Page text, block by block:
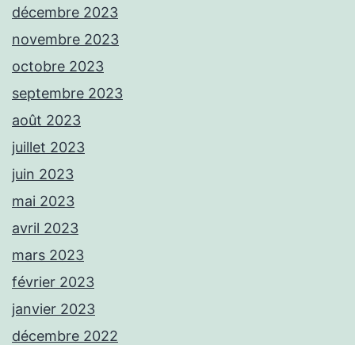
décembre 2023
novembre 2023
octobre 2023
septembre 2023
août 2023
juillet 2023
juin 2023
mai 2023
avril 2023
mars 2023
février 2023
janvier 2023
décembre 2022